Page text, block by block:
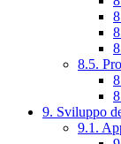
8.5.
9. Sviluppo
9.1.